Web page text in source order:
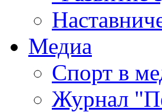
Медиа
Спорт в
Журнал